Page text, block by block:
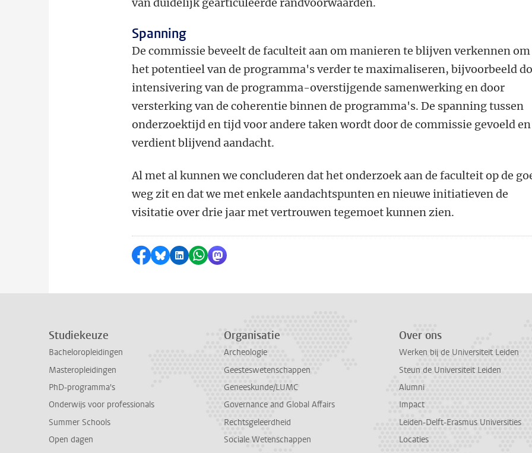
Spanning
De commissie beveelt de faculteit aan om manieren te blijven verkennen om
het potentieel van de programma's verder te maximaliseren, bijvoorbeeld
intensivering van de programma-overstijgende samenwerking en door
versterking van de coherentie binnen de programma's. De spanning tussen
onderzoektijd en tijd voor andere taken wordt door de commissie gevoeld en
verdient blijvend aandacht.
Al met al kunnen we concluderen dat het onderzoek aan de faculteit op de
weg zit en dat we met enkele aandachtspunten en nieuwe initiatieven de
visitatie over drie jaar met vertrouwen tegemoet kunnen zien.
Delen op Facebook
Delen via Bluesky
Delen op LinkedIn
Delen via WhatsApp
Delen via Mastodon
Studiekeuze
Bacheloropleidingen
Masteropleidingen
PhD-programma's
Onderwijs voor professionals
Summer Schools
Open dagen
Organisatie
Archeologie
Geesteswetenschappen
Geneeskunde/LUMC
Governance and Global Affairs
Rechtsgeleerdheid
Sociale Wetenschappen
Over ons
Werken bij de Universiteit Leiden
Steun de Universiteit Leiden
Alumni
Impact
Leiden-Delft-Erasmus Universities
Locaties